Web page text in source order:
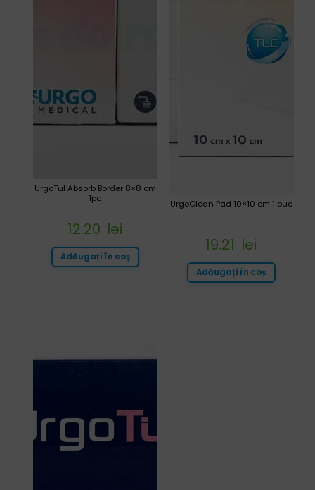
UrgoClean Pad 10×10 cm 1 buc
19.21 lei
Adăugați în coș
UrgoTul Absorb Border 8×8 cm
1pc
12.20 lei
Adăugați în coș